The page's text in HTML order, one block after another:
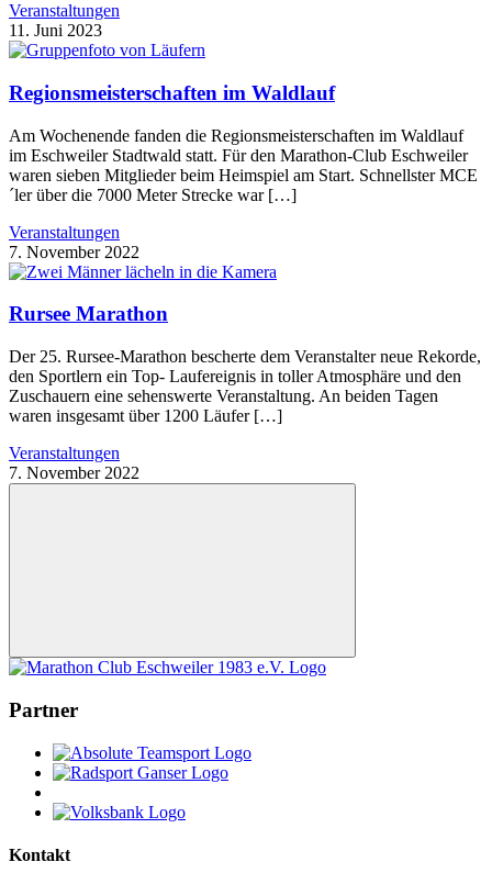
Veranstaltungen
11. Juni 2023
Regionsmeisterschaften im Waldlauf
Am Wochenende fanden die Regionsmeisterschaften im Waldlauf
im Eschweiler Stadtwald statt. Für den Marathon-Club Eschweiler
waren sieben Mitglieder beim Heimspiel am Start. Schnellster MCE
´ler über die 7000 Meter Strecke war […]
Veranstaltungen
7. November 2022
Rursee Marathon
Der 25. Rursee-Marathon bescherte dem Veranstalter neue Rekorde,
den Sportlern ein Top- Laufereignis in toller Atmosphäre und den
Zuschauern eine sehenswerte Veranstaltung. An beiden Tagen
waren insgesamt über 1200 Läufer […]
Veranstaltungen
7. November 2022
Nach
oben
Partner
Kontakt